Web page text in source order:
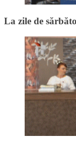
La zile de